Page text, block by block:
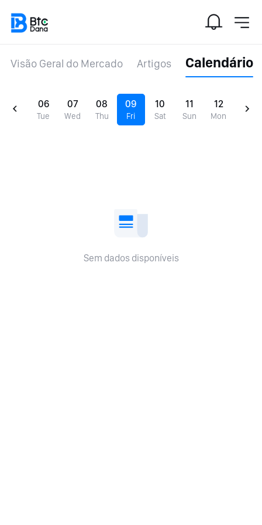
Visão Geral do Mercado Artigos Calendário
06
Tue
07
Wed
08
Thu
09
Fri
10
Sat
11
Sun
12
Mon
Sem dados disponíveis